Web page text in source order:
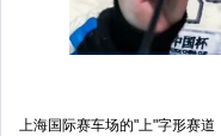
上海国际赛车场的"上"字形赛